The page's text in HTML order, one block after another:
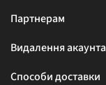
Партнерам
Видалення акаунта
Способи доставки